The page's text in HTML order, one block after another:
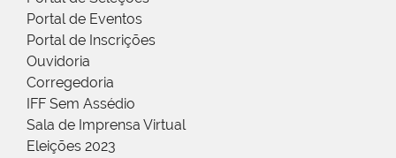
Portal de Eventos
Portal de Inscrições
Ouvidoria
Corregedoria
IFF Sem Assédio
Sala de Imprensa Virtual
Eleições 2023